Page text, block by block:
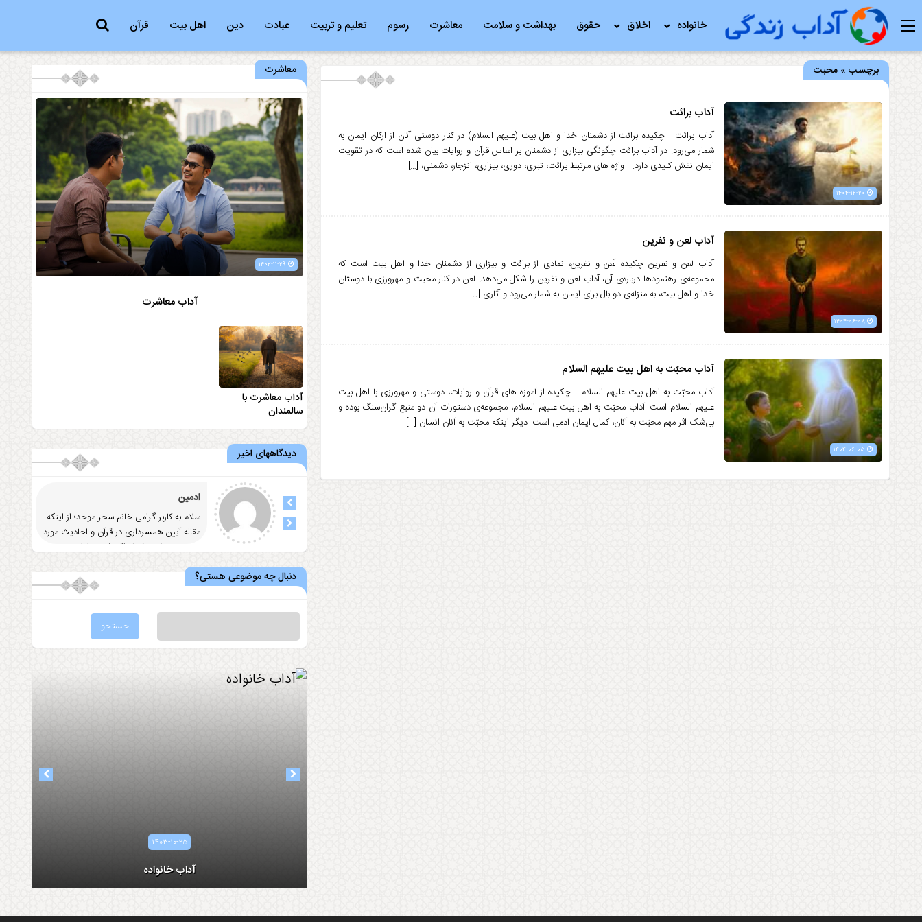
خانواده اخلاق حقوق بهداشت و سلامت معاشرت رسوم تعلیم و تربیت عبادت دین اهل بیت قرآن
برچسب » محبت
آداب برائت
آداب برائت چکیده برائت از دشمنان خدا و اهل بیت (علیهم السلام) در کنار دوستی آنان از ارکان ایمان به
شمار می‌رود. در آداب برائت چگونگی بیزاری از دشمنان بر اساس قرآن و روایات بیان شده است که در تقویت
ایمان نقش کلیدی دارد. واژه های مرتبط برائت، تبری، دوری، بیزاری، انزجار، دشمنی، […]
آداب لعن و نفرین
آداب لعن و نفرین چکیده لَعن و نفرین، نمادی از برائت و بیزاری از دشمنان خدا و اهل بیت است که
مجموعه‌ی رهنمودها درباره‌ی آن، آداب لعن و نفرین را شکل می‌دهد. لعن در کنار محبت و مهرورزی با دوستان
خدا و اهل بیت، به منزله‌ی دو بال برای ایمان به شمار می‌رود و آثاری […]
آداب محبّت به اهل بیت علیهم السلام
آداب محبّت به اهل بیت علیهم السلام چکیده از آموزه های قرآن و روایات، دوستی و مهرورزی با اهل بیت
علیهم السلام است. آداب محبّت به اهل بیت علیهم السلام، مجموعه‌ی دستورات آن دو منبع گران‌سنگ بوده و
بی‌شک اثر مهم محبّت به آنان، کمال ایمان آدمی است. دیگر اینکه محبّت به آنان انسان […]
معاشرت
آداب معاشرت
آداب معاشرت با
سالمندان
دیدگاههای اخیر
ادمین
سلام به کاربر گرامی خانم سحر موحد؛ از اینکه
مقاله آيين همسرداری در قرآن و احاديث مورد
توجه و رضایت شما واقع شد
... ادامه
دنبال چه موضوعی هستی؟
۱۴۰۳-۱۰-۲۵
۱۴۰۳-۰۸-۰۵
آداب همسرداری